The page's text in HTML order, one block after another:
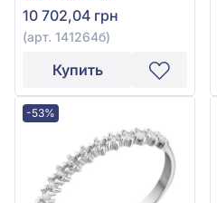
10 702,04 грн
(арт. 141264б)
Купить
-53%